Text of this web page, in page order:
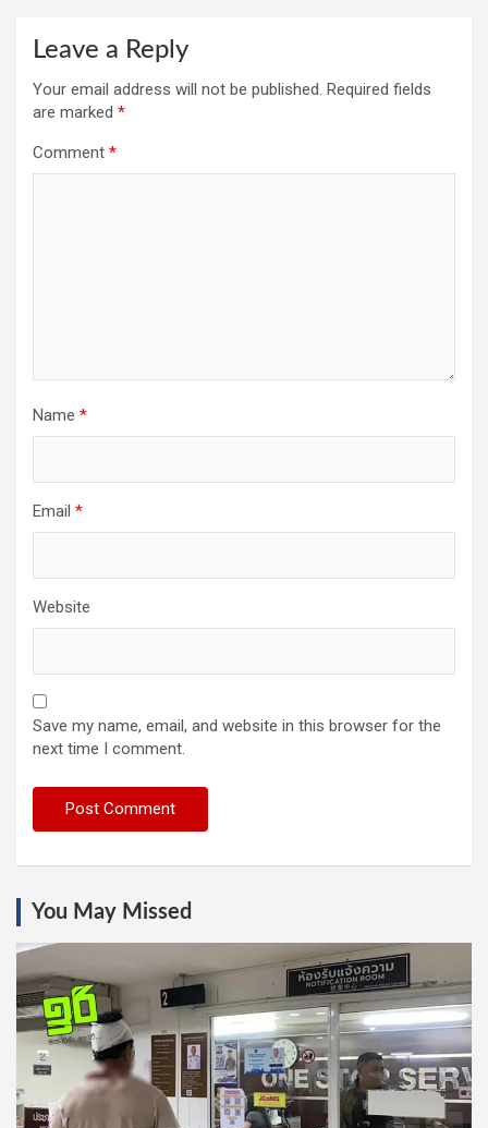
Leave a Reply
Your email address will not be published. Required fields
are marked *
Comment *
Name *
Email *
Website
Save my name, email, and website in this browser for the
next time I comment.
You May Missed